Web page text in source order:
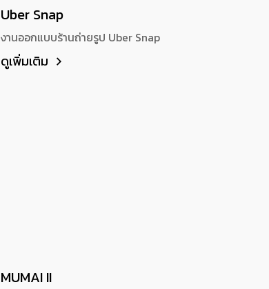
Uber Snap
งานออกแบบร้านถ่ายรูป Uber Snap
ดูเพิ่มเติม
MUMAI II